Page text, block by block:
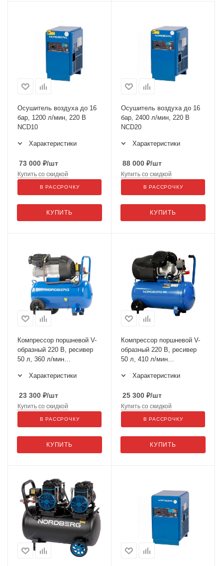
Осушитель воздуха до 16
бар, 1200 л/мин, 220 В
NCD10
Характеристики
73 000 ₽/шт
КУПИТЬ
Купить со скидкой
В РАССРОЧКУ
Осушитель воздуха до 16
бар, 2400 л/мин, 220 В
NCD20
Характеристики
88 000 ₽/шт
КУПИТЬ
Купить со скидкой
В РАССРОЧКУ
Компрессор поршневой V-
образный 220 В, ресивер
50 л, 360 л/мин
Характеристики
23 300 ₽/шт
КУПИТЬ
Купить со скидкой
В РАССРОЧКУ
Компрессор поршневой V-
образный 220 В, ресивер
50 л, 410 л/мин
Характеристики
25 300 ₽/шт
КУПИТЬ
Купить со скидкой
В РАССРОЧКУ